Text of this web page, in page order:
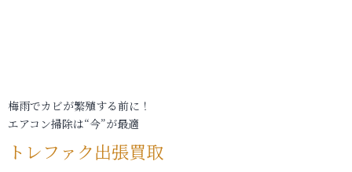
梅雨でカビが繁殖する前に！
エアコン掃除は“今”が最適
トレファク出張買取